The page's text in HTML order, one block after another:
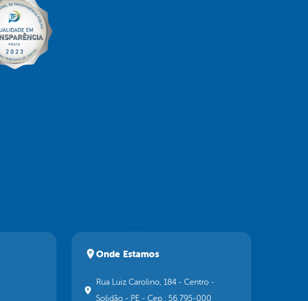
Onde Estamos
Rua Luiz Carolino, 184 - Centro -
Solidão - PE - Cep.: 56.795-000